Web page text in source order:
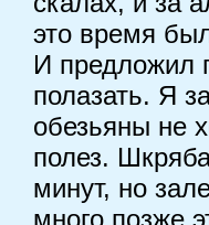
это время
И предложил
полазать. Я
обезьяны не
полез.
минут, но
много позже